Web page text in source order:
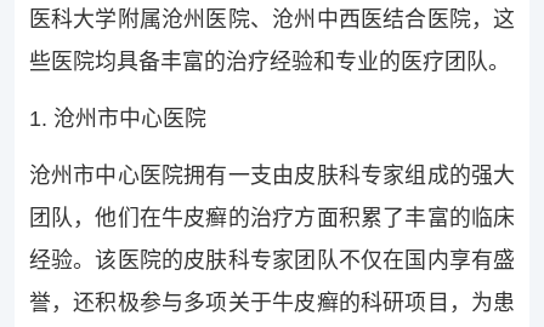
医科大学附属沧州医院、沧州中西医结合医院，这
些医院均具备丰富的治疗经验和专业的医疗团队。
1. 沧州市中心医院
沧州市中心医院拥有一支由皮肤科专家组成的强大
团队，他们在牛皮癣的治疗方面积累了丰富的临床
经验。该医院的皮肤科专家团队不仅在国内享有盛
誉，还积极参与多项关于牛皮癣的科研项目，为患